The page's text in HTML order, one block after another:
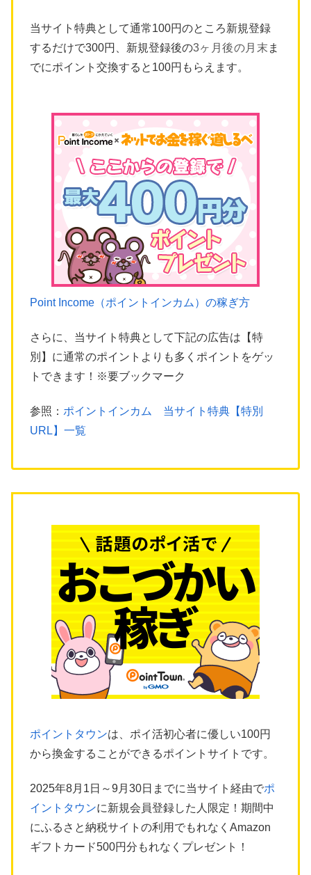
当サイト特典として通常100円のところ新規登録
するだけで300円、新規登録後の3ヶ月後の月末 ま
でにポイント交換すると100円もらえます。
Point Income（ポイントインカム）の稼ぎ方
さらに、当サイト特典として下記の広告は【特
別】に通常のポイントよりも多くポイントをゲッ
トできます！※要ブックマーク
参照： ポイントインカム 当サイト特典【特別
URL】一覧
ポイントタウンは、ポイ活初心者に優しい100円
から換金することができるポイントサイトです。
2025年8月1日～9月30日までに当サイト経由でポ
イントタウンに新規会員登録した人限定！期間中
にふるさと納税サイトの利用でもれなくAmazon
ギフトカード500円分もれなくプレゼント！